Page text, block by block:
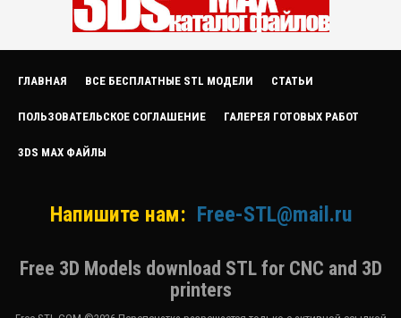
ГЛАВНАЯ ВСЕ БЕСПЛАТНЫЕ STL МОДЕЛИ СТАТЬИ
ПОЛЬЗОВАТЕЛЬСКОЕ СОГЛАШЕНИЕ ГАЛЕРЕЯ ГОТОВЫХ РАБОТ
3DS MAX ФАЙЛЫ
Напишите нам: Free-STL@mail.ru
Free 3D Models download STL for CNC and 3D
printers